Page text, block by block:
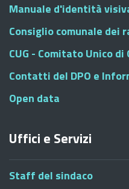
Manuale d'identità
Consiglio comunale dei
CUG - Comitato Unico di
Contatti del DPO e
Open data
Uffici e Servizi
Staff del sindaco